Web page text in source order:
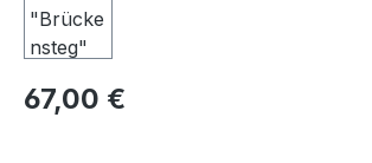
Regulärer Preis:
67,00 €